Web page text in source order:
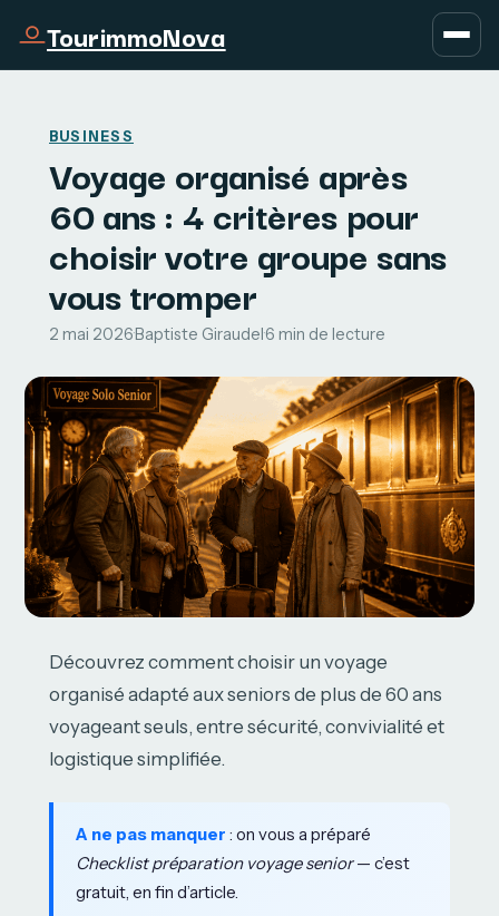
TourimmoNova
BUSINESS
Voyage organisé après
60 ans : 4 critères pour
choisir votre groupe sans
vous tromper
2 mai 2026·Baptiste Giraudel·6 min de lecture
Découvrez comment choisir un voyage
organisé adapté aux seniors de plus de 60 ans
voyageant seuls, entre sécurité, convivialité et
logistique simplifiée.
A ne pas manquer : on vous a préparé
Checklist préparation voyage senior— c’est
gratuit, en fin d’article.